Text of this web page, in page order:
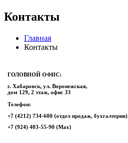
Контакты
Главная
Контакты
ГОЛОВНОЙ ОФИС:
г. Хабаровск, ул. Воронежская,
дом 129, 2 этаж, офис 33
Телефон:
+7 (4212) 734-600 (отдел продаж, бухгалтерия)
+7 (924) 403-55-90 (Мах)